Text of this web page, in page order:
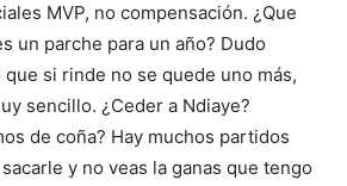
MVP, no compensación. ¿Que
un parche para un año? Dudo
que si rinde no se quede uno más,
sencillo. ¿Ceder a Ndiaye?
de coña? Hay muchos partidos
y no veas la ganas que tengo